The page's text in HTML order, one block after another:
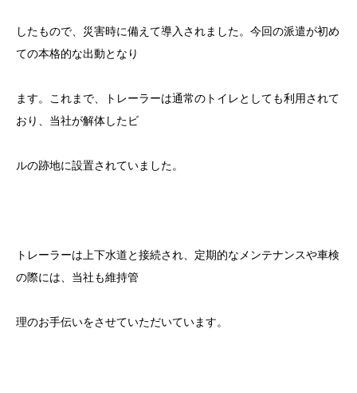
したもので、災害時に備えて導入されました。今回の派遣が初め
ての本格的な出動となり
ます。これまで、トレーラーは通常のトイレとしても利用されて
おり、当社が解体したビ
ルの跡地に設置されていました。
トレーラーは上下水道と接続され、定期的なメンテナンスや車検
の際には、当社も維持管
理のお手伝いをさせていただいています。